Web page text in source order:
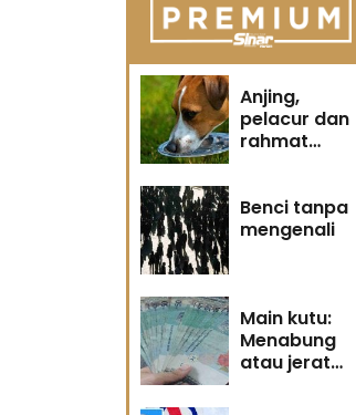
Anjing,
pelacur dan
rahmat
Benci tanpa
mengenali
Main kutu:
Menabung
atau jerat